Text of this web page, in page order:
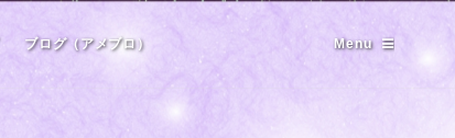
ブログ（アメブロ） Menu